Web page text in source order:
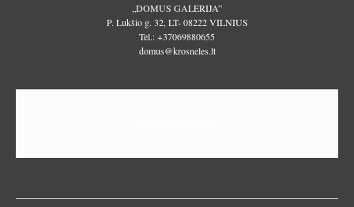
„DOMUS GALERIJA”
P. Lukšio g. 32, LT- 08222 VILNIUS
Tel.:+37069880655
domus@krosneles.lt